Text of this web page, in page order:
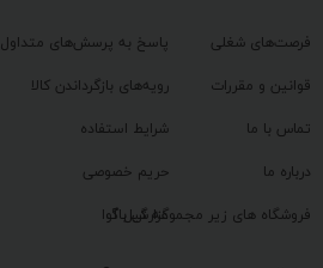
پاسخ به پرسش‌های متداول
رویه‌های بازگرداندن کالا
شرایط استفاده
حریم خصوصی
گزارش باگ
فرصت‌های شغلی
قوانین و مقررات
تماس با ما
درباره ما
فروشگاه های زیر مجموعه گیل آوا